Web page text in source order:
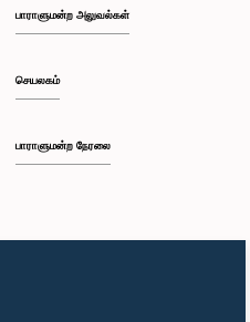
பாராளுமன்ற அலுவல்கள்
செயலகம்
பாராளுமன்ற நேரலை